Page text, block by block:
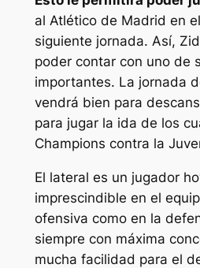
al Atlético de Madrid en
siguiente jornada. Así,
poder contar con uno de
importantes. La jornada
vendrá bien para
para jugar la ida de los
Champions contra la
El lateral es un jugador
imprescindible en el
ofensiva como en la
siempre con máxima
mucha facilidad para el